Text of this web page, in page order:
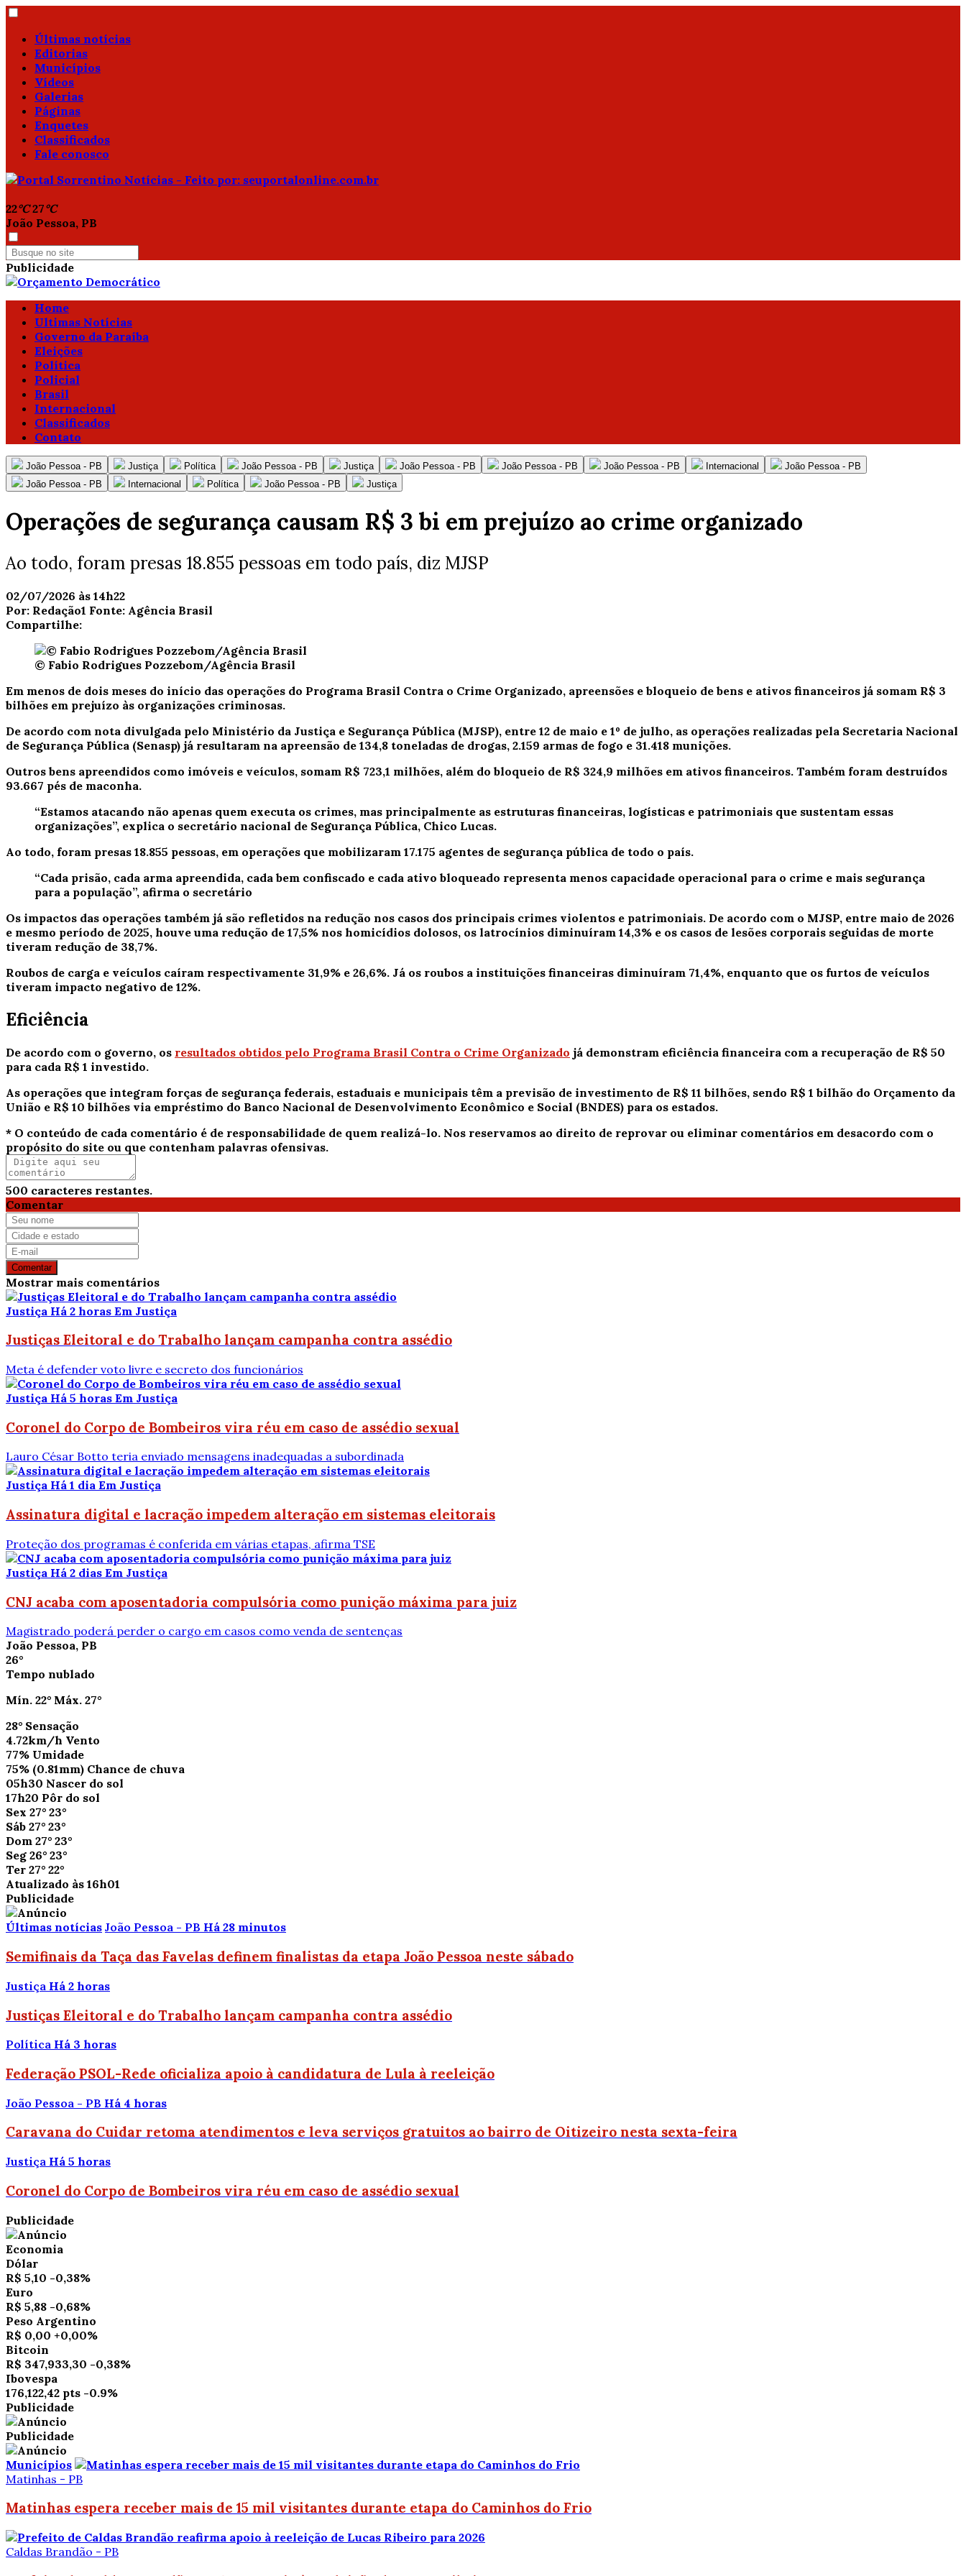
Últimas notícias
Editorias
Municípios
Vídeos
Galerias
Páginas
Enquetes
Classificados
Fale conosco
22°C 27°C
João Pessoa, PB
Publicidade
Home
Ultimas Notícias
Governo da Paraíba
Eleições
Política
Policial
Brasil
Internacional
Classificados
Contato
João Pessoa - PB Justiça Política João Pessoa - PB Justiça João Pessoa - PB João Pessoa - PB João Pessoa - PB Internacional
João Pessoa - PB
João Pessoa - PB
Internacional Política João Pessoa - PB Justiça
Operações de segurança causam R$ 3 bi em prejuízo ao crime organizado
Ao todo, foram presas 18.855 pessoas em todo país, diz MJSP
02/07/2026 às 14h22
Por: Redação1 Fonte: Agência Brasil
Compartilhe:
© Fabio Rodrigues Pozzebom/Agência Brasil
Em menos de dois meses do início das operações do Programa Brasil Contra o Crime Organizado, apreensões e bloqueio de bens e ativos financeiros já somam R$ 3
bilhões em prejuízo às organizações criminosas.
De acordo com nota divulgada pelo Ministério da Justiça e Segurança Pública (MJSP), entre 12 de maio e 1º de julho, as operações realizadas pela Secretaria Nacional
de Segurança Pública (Senasp) já resultaram na apreensão de 134,8 toneladas de drogas, 2.159 armas de fogo e 31.418 munições.
Outros bens apreendidos como imóveis e veículos, somam R$ 723,1 milhões, além do bloqueio de R$ 324,9 milhões em ativos financeiros. Também foram destruídos
93.667 pés de maconha.
“Estamos atacando não apenas quem executa os crimes, mas principalmente as estruturas financeiras, logísticas e patrimoniais que sustentam essas
organizações”, explica o secretário nacional de Segurança Pública, Chico Lucas.
Ao todo, foram presas 18.855 pessoas, em operações que mobilizaram 17.175 agentes de segurança pública de todo o país.
“Cada prisão, cada arma apreendida, cada bem confiscado e cada ativo bloqueado representa menos capacidade operacional para o crime e mais segurança
para a população”, afirma o secretário
Os impactos das operações também já são refletidos na redução nos casos dos principais crimes violentos e patrimoniais. De acordo com o MJSP, entre maio de 2026
e mesmo período de 2025, houve uma redução de 17,5% nos homicídios dolosos, os latrocínios diminuíram 14,3% e os casos de lesões corporais seguidas de morte
tiveram redução de 38,7%.
Roubos de carga e veículos caíram respectivamente 31,9% e 26,6%. Já os roubos a instituições financeiras diminuíram 71,4%, enquanto que os furtos de veículos
tiveram impacto negativo de 12%.
Eficiência
De acordo com o governo, os resultados obtidos pelo Programa Brasil Contra o Crime Organizado já demonstram eficiência financeira com a recuperação de R$ 50
para cada R$ 1 investido.
As operações que integram forças de segurança federais, estaduais e municipais têm a previsão de investimento de R$ 11 bilhões, sendo R$ 1 bilhão do Orçamento da
União e R$ 10 bilhões via empréstimo do Banco Nacional de Desenvolvimento Econômico e Social (BNDES) para os estados.
* O conteúdo de cada comentário é de responsabilidade de quem realizá-lo. Nos reservamos ao direito de reprovar ou eliminar comentários em desacordo com o
propósito do site ou que contenham palavras ofensivas.
500 caracteres restantes.
Comentar
Comentar
Mostrar mais comentários
Justiça Há 2 horas Em Justiça
Justiças Eleitoral e do Trabalho lançam campanha contra assédio
Meta é defender voto livre e secreto dos funcionários
Justiça Há 5 horas Em Justiça
Coronel do Corpo de Bombeiros vira réu em caso de assédio sexual
Lauro César Botto teria enviado mensagens inadequadas a subordinada
Justiça Há 1 dia Em Justiça
Assinatura digital e lacração impedem alteração em sistemas eleitorais
Proteção dos programas é conferida em várias etapas, afirma TSE
Justiça Há 2 dias Em Justiça
CNJ acaba com aposentadoria compulsória como punição máxima para juiz
Magistrado poderá perder o cargo em casos como venda de sentenças
João Pessoa, PB
26°
Tempo nublado
Mín. 22° Máx. 27°
28° Sensação
4.72km/h Vento
77% Umidade
75% (0.81mm) Chance de chuva
05h30 Nascer do sol
17h20 Pôr do sol
Sex 27° 23°
Sáb 27° 23°
Dom 27° 23°
Seg 26° 23°
Ter 27° 22°
Atualizado às 16h01
Publicidade
Últimas notícias João Pessoa - PB Há 28 minutos
Semifinais da Taça das Favelas definem finalistas da etapa João Pessoa neste sábado
Justiça Há 2 horas
Justiças Eleitoral e do Trabalho lançam campanha contra assédio
Política Há 3 horas
Federação PSOL-Rede oficializa apoio à candidatura de Lula à reeleição
João Pessoa - PB Há 4 horas
Caravana do Cuidar retoma atendimentos e leva serviços gratuitos ao bairro de Oitizeiro nesta sexta-feira
Justiça Há 5 horas
Coronel do Corpo de Bombeiros vira réu em caso de assédio sexual
Publicidade
Economia
Dólar
R$ 5,10 -0,38%
Euro
R$ 5,88 -0,68%
Peso Argentino
R$ 0,00 +0,00%
Bitcoin
R$ 347,933,30 -0,38%
Ibovespa
176,122,42 pts -0.9%
Publicidade
Publicidade
Municípios
Matinhas - PB
Matinhas espera receber mais de 15 mil visitantes durante etapa do Caminhos do Frio
Caldas Brandão - PB